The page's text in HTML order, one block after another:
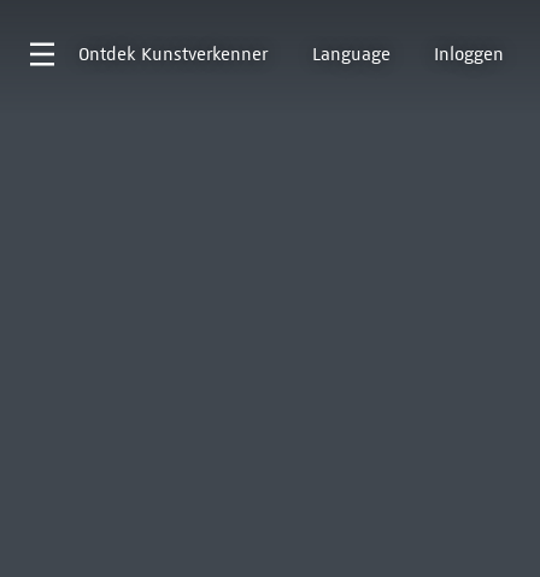
Ontdek Kunstverkenner Language Inloggen